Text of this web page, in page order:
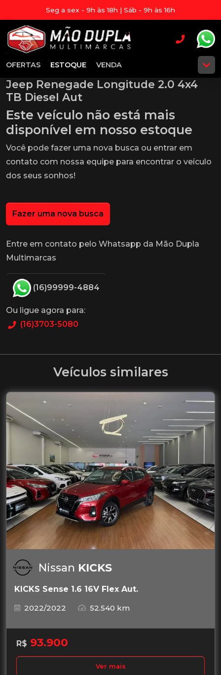
Seg a sex - 9h às 18h | Sáb - 9h às 16h
OFERTAS ESTOQUE VENDA
Jeep Renegade Longitude 2.0 4x4
TB Diesel Aut
Este veículo não está mais
disponível em nosso estoque
Você pode fazer uma nova busca ou entrar em
contato com nossa equipe para encontrar o veículo
dos seus sonhos!
Fazer uma nova busca
Entre em contato pelo Whatsapp da Mão Dupla
Multimarcas
(16)99999-4884
Ou ligue agora para:
(16)3703-5080
Veículos similares
Nissan KICKS
KICKS Sense 1.6 16V Flex Aut.
2022/2022
52.540 km
R$ 93.900
Ver mais